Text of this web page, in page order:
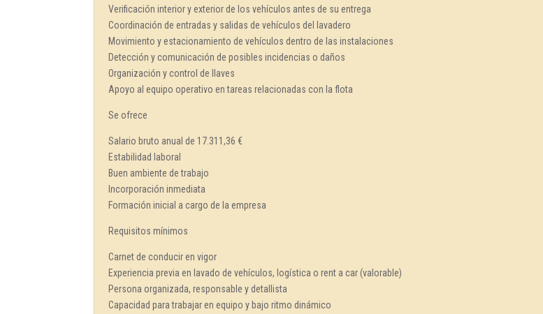
Verificación interior y exterior de los vehículos antes de su entrega
Coordinación de entradas y salidas de vehículos del lavadero
Movimiento y estacionamiento de vehículos dentro de las instalaciones
Detección y comunicación de posibles incidencias o daños
Organización y control de llaves
Apoyo al equipo operativo en tareas relacionadas con la flota
Se ofrece
Salario bruto anual de 17.311,36 €
Estabilidad laboral
Buen ambiente de trabajo
Incorporación inmediata
Formación inicial a cargo de la empresa
Requisitos mínimos
Carnet de conducir en vigor
Experiencia previa en lavado de vehículos, logística o rent a car (valorable)
Persona organizada, responsable y detallista
Capacidad para trabajar en equipo y bajo ritmo dinámico